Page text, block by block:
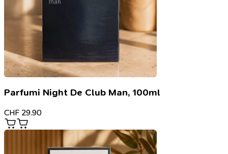
Parfumi Night De Club Man, 100ml
CHF 29.90